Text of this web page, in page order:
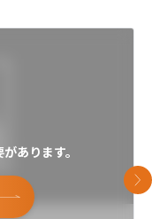
あります。
次